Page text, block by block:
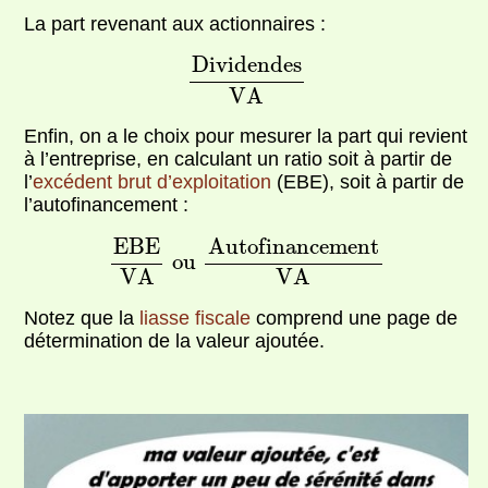
La part revenant aux actionnaires :
Dividendes
VA
Dividendes
Enfin, on a le choix pour mesurer la part qui revient
à l’entreprise, en calculant un ratio soit à partir de
l’excédent brut d’exploitation (EBE), soit à partir de
l’autofinancement :
EBE
VA
ou
Autofinancement
VA
EBEV A t fin n
Notez que la liasse fiscale comprend une page de
détermination de la valeur ajoutée.